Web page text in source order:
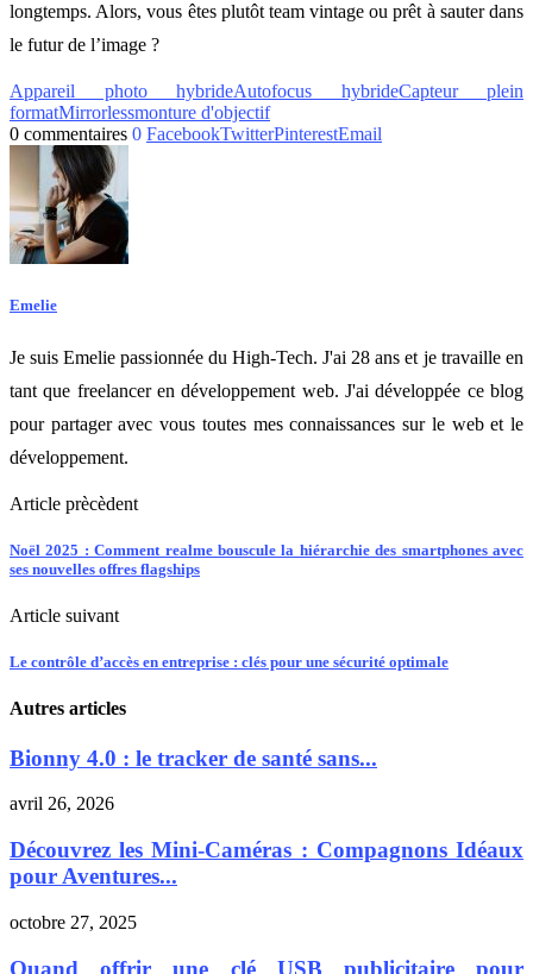
longtemps. Alors, vous êtes plutôt team vintage ou prêt à sauter dans
le futur de l’image ?
Appareil photo hybrideAutofocus hybrideCapteur plein
formatMirrorlessmonture d'objectif
0 commentaires 0 FacebookTwitterPinterestEmail
Emelie
Je suis Emelie passionnée du High-Tech. J'ai 28 ans et je travaille en
tant que freelancer en développement web. J'ai développée ce blog
pour partager avec vous toutes mes connaissances sur le web et le
développement.
Article prècèdent
Noël 2025 : Comment realme bouscule la hiérarchie des smartphones avec
ses nouvelles offres flagships
Article suivant
Le contrôle d’accès en entreprise : clés pour une sécurité optimale
Autres articles
Bionny 4.0 : le tracker de santé sans...
avril 26, 2026
Découvrez les Mini-Caméras : Compagnons Idéaux
pour Aventures...
octobre 27, 2025
Quand offrir une clé USB publicitaire pour